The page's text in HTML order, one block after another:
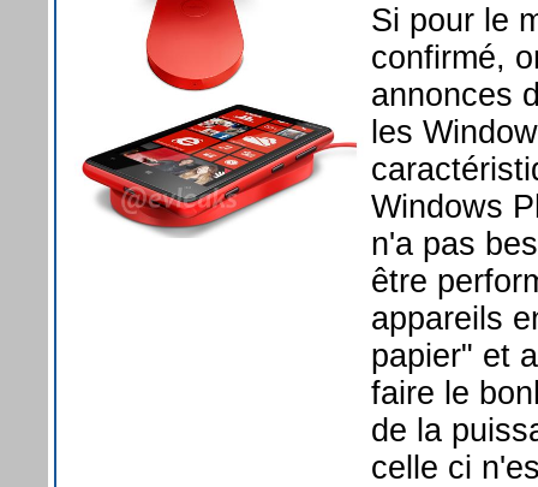
Si pour le
confirmé,
annonces
les
Windows
n'a pas
être
appareils
papier" et
faire le
de la
celle ci